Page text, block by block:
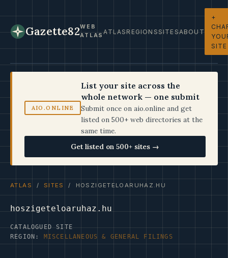
Gazette82WEB
ATLASATLASREGIONSSITESABOUT
+
SITE
AIO.ONLINE
List your site across the
whole network — one submit
Submit once on aio.online and get
listed on 500+ web directories at the
same time.
Get listed on 500+ sites →
ATLAS / SITES / HOSZIGETELOARUHAZ.HU
hoszigeteloaruhaz.hu
CATALOGUED SITE
REGION: MISCELLANEOUS & GENERAL FILINGS